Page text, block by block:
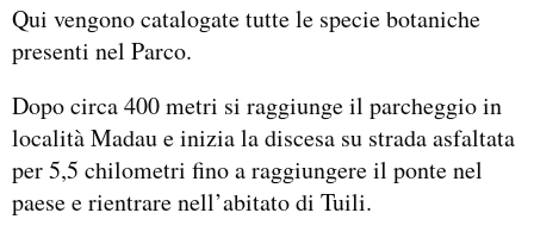
Qui vengono catalogate tutte le specie botaniche
presenti nel Parco.
Dopo circa 400 metri si raggiunge il parcheggio in
località Madau e inizia la discesa su strada asfaltata
per 5,5 chilometri fino a raggiungere il ponte nel
paese e rientrare nell’abitato di Tuili.